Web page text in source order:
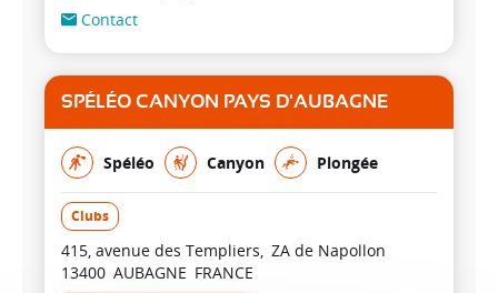
Contact
SPÉLÉO CANYON PAYS D'AUBAGNE
Spéléo Canyon Plongée
Clubs
415, avenue des Templiers ZA de Napollon
13400 AUBAGNE FRANCE